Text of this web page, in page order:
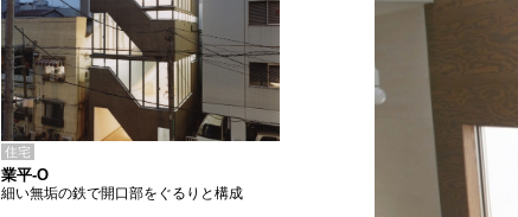
住宅
業平-O
細い無垢の鉄で開口部をぐるりと構成